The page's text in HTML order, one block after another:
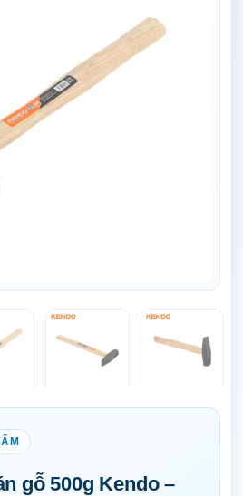
gỗ 500g Kendo –